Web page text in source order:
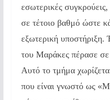
εσωτερικές
σε τέτοιο βαθμό ώστε
εξωτερική υποστήριξη.
του Μαράκες πέρασε σε
Αυτό το τμήμα
που είναι γνωστό ως